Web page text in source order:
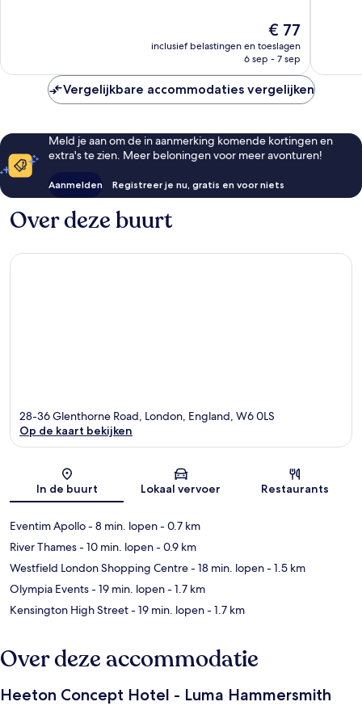
De
prijs
€ 77
inclusief belastingen en toeslagen
6 sep - 7 sep
Vergelijkbare accommodaties vergelijken
Meld je aan om de in aanmerking komende kortingen en
extra's te zien. Meer beloningen voor meer avonturen!
Aanmelden Registreer je nu, gratis en voor niets
Over deze buurt
Kaart
28-36 Glenthorne Road, London, England, W6 0LS
Op de kaart bekijken
In de buurt Lokaal vervoer Restaurants
Eventim Apollo- 8 min. lopen- 0.7 km
River Thames- 10 min. lopen- 0.9 km
Westfield London Shopping Centre- 18 min. lopen- 1.5 km
Olympia Events- 19 min. lopen- 1.7 km
Kensington High Street- 19 min. lopen- 1.7 km
Over deze accommodatie
Heeton Concept Hotel - Luma Hammersmith